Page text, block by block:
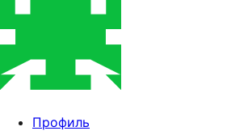
Профиль